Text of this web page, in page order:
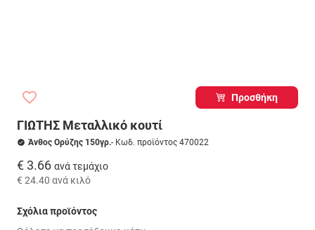
Προσθήκη
ΓΙΩΤΗΣ Μεταλλικό κουτί
Άνθος Ορύζης 150γρ.- Κωδ. προϊόντος 470022
€ 3.66 ανά τεμάχιο
€ 24.40 ανά κιλό
Σχόλια προϊόντος